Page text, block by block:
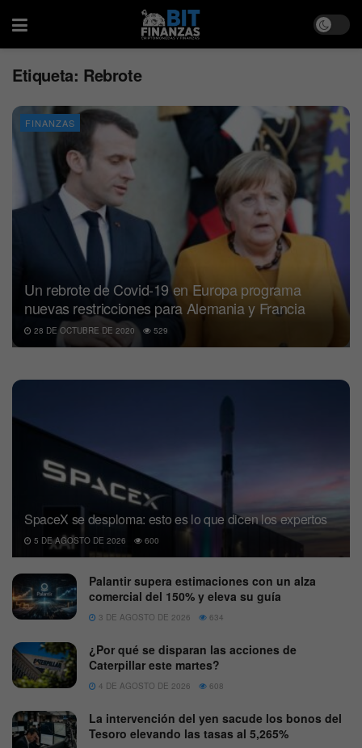
Etiqueta: Rebrote
FINANZAS
Un rebrote de Covid-19 en Europa programa
nuevas restricciones para Alemania y Francia
28 DE OCTUBRE DE 2020 529
SpaceX se desploma: esto es lo que dicen los expertos
5 DE AGOSTO DE 2026 600
Palantir supera estimaciones con un alza
comercial del 150% y eleva su guía
3 DE AGOSTO DE 2026 634
¿Por qué se disparan las acciones de
Caterpillar este martes?
4 DE AGOSTO DE 2026 608
La intervención del yen sacude los bonos del
Tesoro elevando las tasas al 5,265%